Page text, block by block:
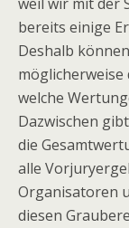
bereits einige
Deshalb
welche
Dazwischen
die
alle
Organisatoren
diesen